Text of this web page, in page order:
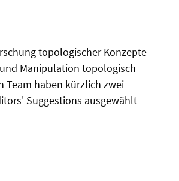
topologischer Konzepte
Manipulation topologisch
Team haben kürzlich zwei
Suggestions ausgewählt